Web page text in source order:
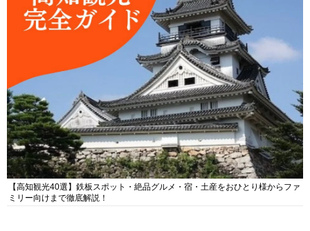
【高知観光40選】鉄板スポット・絶品グルメ・宿・土産をおひとり様からファ
ミリー向けまで徹底解説！